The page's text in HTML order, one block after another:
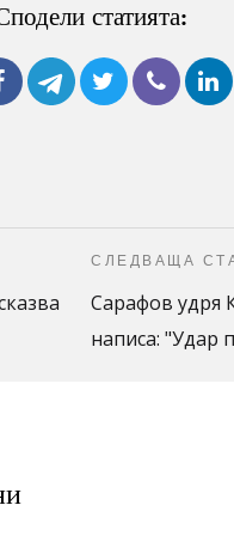
статията:
СЛЕДВАЩА
Сарафов удря
написа: "Удар